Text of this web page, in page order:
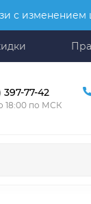
с изменением
397-77-42
18:00 по МСК